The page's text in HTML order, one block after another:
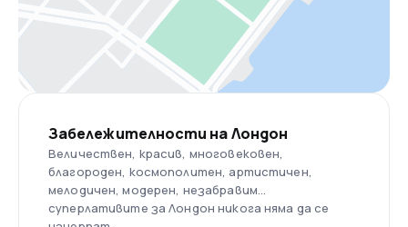
Забележителности на Лондон
Величествен, красив, многовековен,
благороден, космополитен, артистичен,
мелодичен, модерен, незабравим…
суперлативите за Лондон никога няма да се